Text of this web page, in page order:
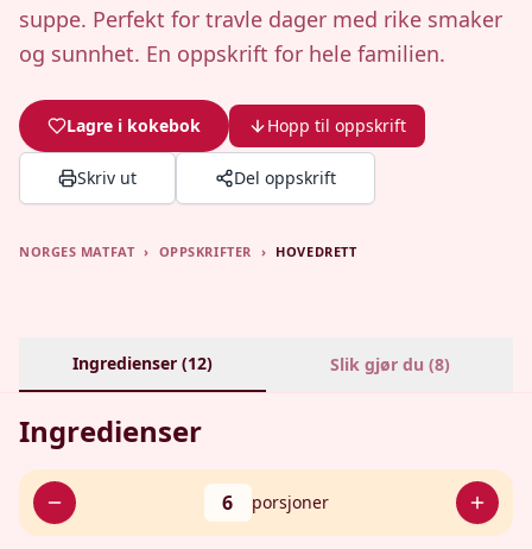
suppe. Perfekt for travle dager med rike smaker
og sunnhet. En oppskrift for hele familien.
Lagre i kokebok Hopp til oppskrift
Skriv ut Del oppskrift
NORGES MATFAT › OPPSKRIFTER › HOVEDRETT
Ingredienser (12) Slik gjør du (8)
Ingredienser
6 porsjoner